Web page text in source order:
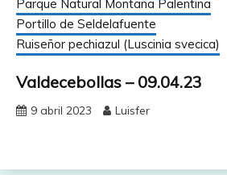
Parque Natural Montaña Palentina
Portillo de Seldelafuente
Ruiseñor pechiazul (Luscinia svecica)
Valdecebollas – 09.04.23
9 abril 2023 Luisfer